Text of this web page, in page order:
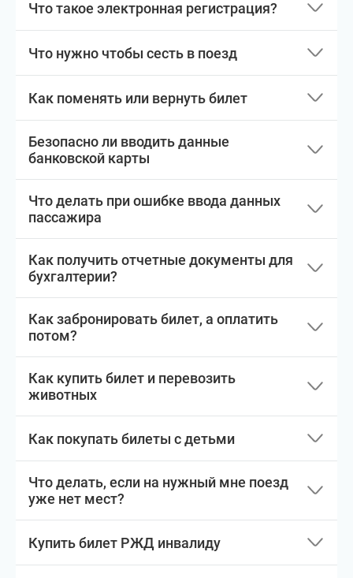
Что такое электронная регистрация?
Что нужно чтобы сесть в поезд
Как поменять или вернуть билет
Безопасно ли вводить данные
банковской карты
Что делать при ошибке ввода данных
пассажира
Как получить отчетные документы для
бухгалтерии?
Как забронировать билет, а оплатить
потом?
Как купить билет и перевозить
животных
Как покупать билеты с детьми
Что делать, если на нужный мне поезд
уже нет мест?
Купить билет РЖД инвалиду